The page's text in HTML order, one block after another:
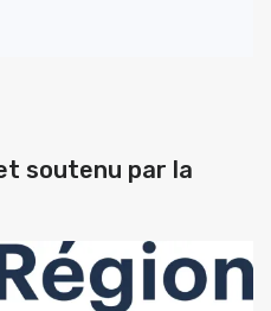
soutenu par la